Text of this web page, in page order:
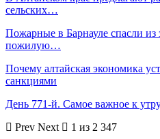
сельских…
Пожарные в Барнауле спасли из
пожилую…
Почему алтайская экономика
санкциями
День 771-й. Самое важное к
Prev Next
1 из 2 347